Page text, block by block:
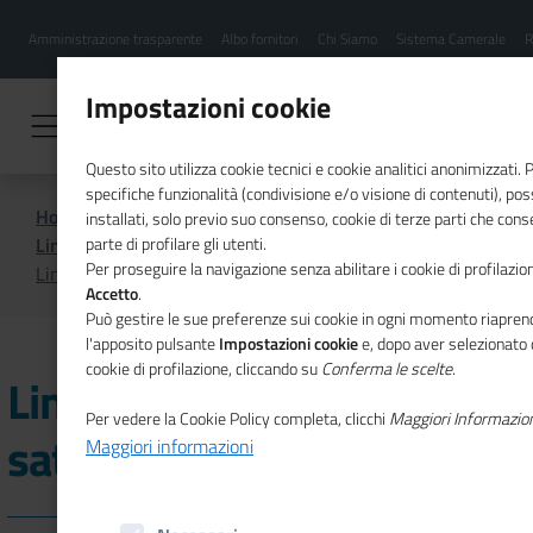
contenuto
Menu
hamburgher
Amministrazione trasparente Albo fornitori Chi Siamo Sistema Camerale
Home
Performance & Accountability
Linee guida Unioncamere
Linee guida Customer satisfaction
Linee guida Customer
satisfaction
Impostazioni cookie
Questo sito utilizza cookie tecnici e cookie analitici anonimizzati.
specifiche funzionalità (condivisione e/o visione di contenuti),
installati, solo previo suo consenso, cookie di terze parti che
parte di profilare gli utenti.
Per proseguire la navigazione senza abilitare i cookie di
Accetto.
Può gestire le sue preferenze sui cookie in ogni momento
l'apposito pulsanteImpostazioni cookiee, dopo aver
cookie di profilazione, cliccando suConferma le scelte.
Per vedere la Cookie Policy completa, clicchi Maggiori
Maggiori informazioni